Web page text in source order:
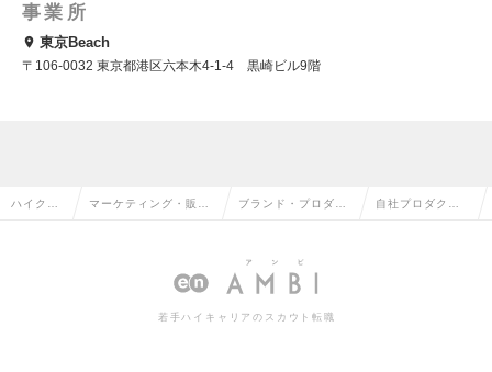
事業所
東京Beach
〒106-0032 東京都港区六本木4-1-4 黒崎ビル9階
ハイクラ マーケティング・販促 ブランド・プロダク 自社プロダクト
若手ハイキャリアのスカウト転職